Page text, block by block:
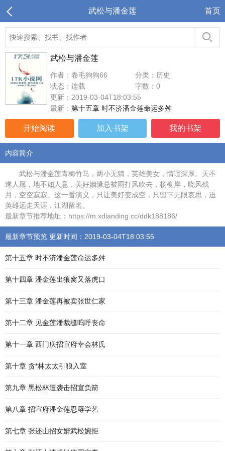
武松与潘金莲 首页
武松与潘金莲
作者：卷毛狗狗66
分类：历史
状态：连载
字数：0
更新：2019-03-04T18:03:55
最新： 第十五章 时不济潘金莲命运多舛
开始阅读 加入书架 我的书架
内容简介
武松与潘金莲青梅竹马，两小无猜，英雄美女，情谊深厚。天不
遂人愿，地不如人意，美好姻缘总被雨打风吹去，杨柳岸，晓风残
月，空空寂寂。这一番演义，只让美好变成空，只留下无限哀思，迫
英雄远走天涯，江湖留名。
最新章节推荐地址：https://m.xdianding.cc/ddk188186/
最新章节预览 更新时间：2019-03-04T18:03:55
第十五章 时不济潘金莲命运多舛
第十四章 潘金莲出狼窝又落虎口
第十三章 潘金莲再被卖张世仁家
第十二章 见金莲潘裁缝呜呼丧命
第十一章 西门庆招宣府幸会林氏
第十章 贪*林太太引狼入室
第九章 黑松林遭袭击招宣负箭
第八章 招宣府潘金莲忍辱学艺
第七章 张还山招女婿武松婉拒